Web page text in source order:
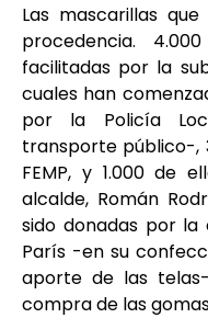
Las mascarillas
procedencia.
facilitadas por la
cuales han
por la Policía
transporte público-,
FEMP, y 1.000 de
alcalde, Román
sido donadas por
París -en su
aporte de las
compra de las